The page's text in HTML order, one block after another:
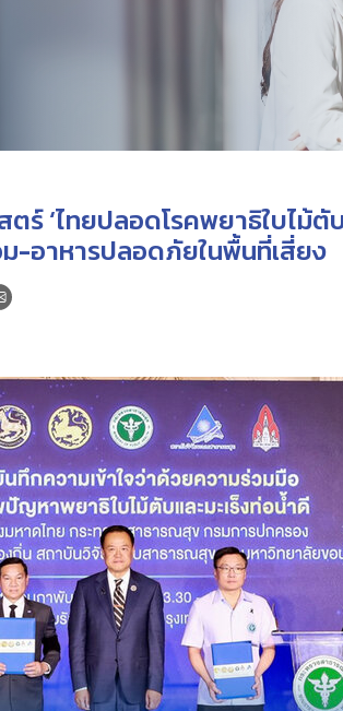
‘ไทยปลอดโรคพยาธิใบไม้ตั
-อาหารปลอดภัยในพื้นที่เสี่ยง